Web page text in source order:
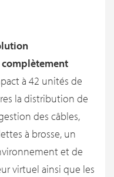
à 42 unités de
la distribution de
des câbles,
à brosse, un
et de
virtuel ainsi que les